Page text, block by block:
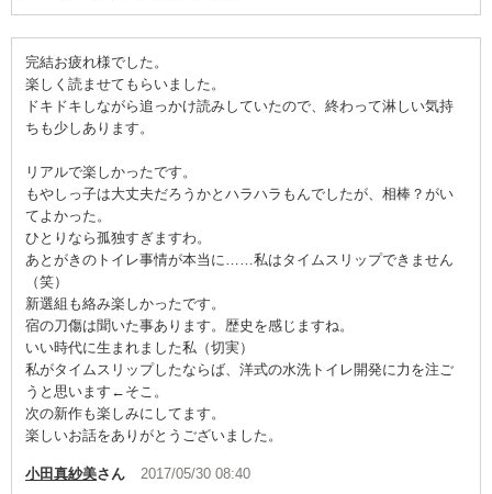
完結お疲れ様でした。
楽しく読ませてもらいました。
ドキドキしながら追っかけ読みしていたので、終わって淋しい気持
ちも少しあります。
リアルで楽しかったです。
もやしっ子は大丈夫だろうかとハラハラもんでしたが、相棒？がい
てよかった。
ひとりなら孤独すぎますわ。
あとがきのトイレ事情が本当に……私はタイムスリップできません
（笑）
新選組も絡み楽しかったです。
宿の刀傷は聞いた事あります。歴史を感じますね。
いい時代に生まれました私（切実）
私がタイムスリップしたならば、洋式の水洗トイレ開発に力を注ご
うと思います←そこ。
次の新作も楽しみにしてます。
楽しいお話をありがとうございました。
小田真紗美さん 2017/05/30 08:40